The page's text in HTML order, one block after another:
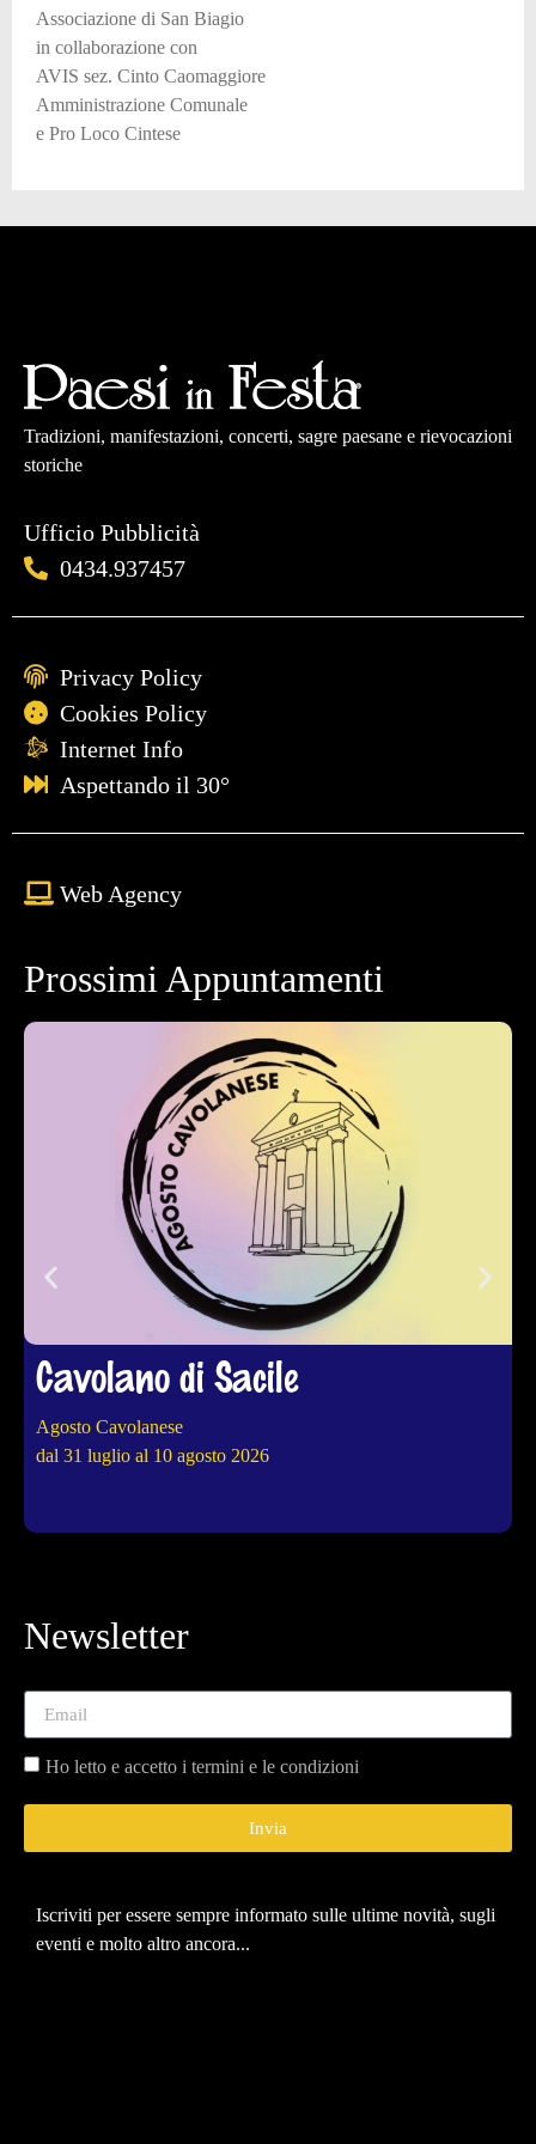
Associazione di San Biagio
in collaborazione con
AVIS sez. Cinto Caomaggiore
Amministrazione Comunale
e Pro Loco Cintese
Tradizioni, manifestazioni, concerti, sagre paesane e rievocazioni
storiche
Ufficio Pubblicità
0434.937457
Privacy Policy
Cookies Policy
Internet Info
Aspettando il 30°
Web Agency
Prossimi Appuntamenti
Cavolano di Sacile
Agosto Cavolanese
dal 31 luglio al 10 agosto 2026
Newsletter
Ho letto e accetto i termini e le condizioni
Invia
Iscriviti per essere sempre informato sulle ultime novità, sugli
eventi e molto altro ancora...